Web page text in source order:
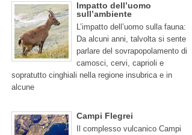
Impatto dell’uomo
sull’ambiente
L’impatto dell’uomo sulla fauna:
Da alcuni anni, talvolta si sente
parlare del sovrapopolamento di
camosci, cervi, caprioli e
sopratutto cinghiali nella regione insubrica e in
alcune
Campi Flegrei
Il complesso vulcanico Campi